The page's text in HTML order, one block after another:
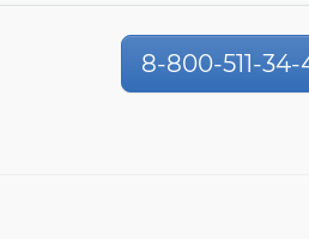
8-800-511-34-